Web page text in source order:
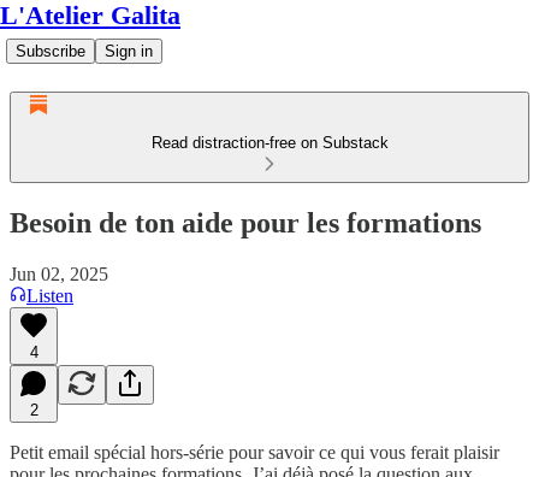
L'Atelier Galita
Subscribe Sign in
Read distraction-free on Substack
Besoin de ton aide pour les formations
Jun 02, 2025
Listen
4
2
Petit email spécial hors-série pour savoir ce qui vous ferait plaisir